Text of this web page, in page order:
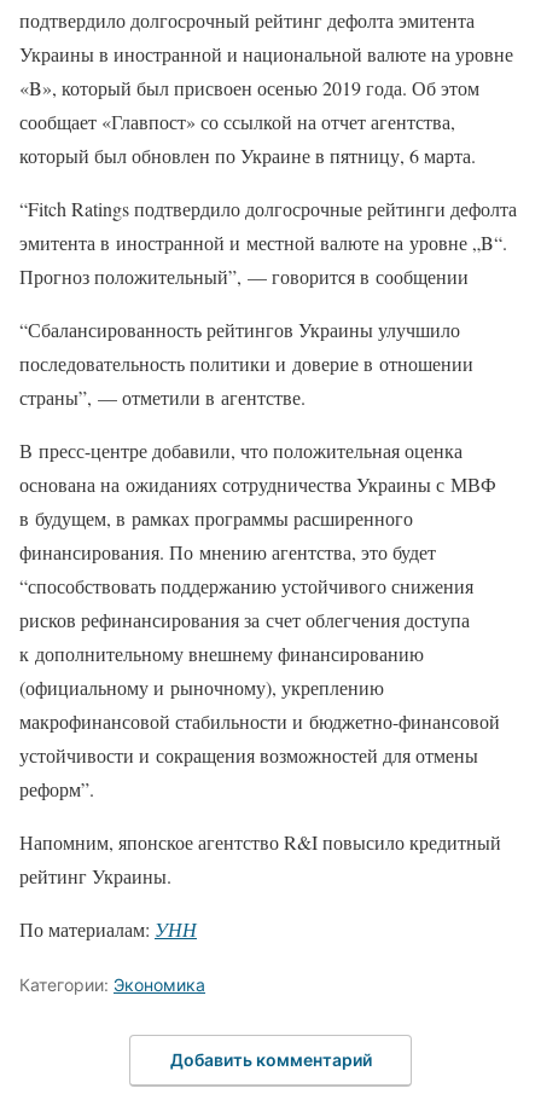
подтвердило долгосрочный рейтинг дефолта эмитента
Украины в иностранной и национальной валюте на уровне
«B», который был присвоен осенью 2019 года. Об этом
сообщает «Главпост» со ссылкой на отчет агентства,
который был обновлен по Украине в пятницу, 6 марта.
“Fitch Ratings подтвердило долгосрочные рейтинги дефолта
эмитента в иностранной и местной валюте на уровне „B“.
Прогноз положительный”, — говорится в сообщении
“Сбалансированность рейтингов Украины улучшило
последовательность политики и доверие в отношении
страны”, — отметили в агентстве.
В пресс-центре добавили, что положительная оценка
основана на ожиданиях сотрудничества Украины с МВФ
в будущем, в рамках программы расширенного
финансирования. По мнению агентства, это будет
“способствовать поддержанию устойчивого снижения
рисков рефинансирования за счет облегчения доступа
к дополнительному внешнему финансированию
(официальному и рыночному), укреплению
макрофинансовой стабильности и бюджетно-финансовой
устойчивости и сокращения возможностей для отмены
реформ”.
Напомним, японское агентство R&I повысило кредитный
рейтинг Украины.
По материалам: УНН
Категории: Экономика
Добавить комментарий